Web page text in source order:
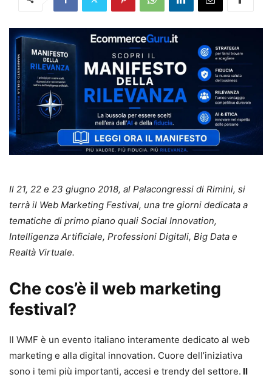
Il 21, 22 e 23 giugno 2018, al Palacongressi di Rimini, si
terrà il Web Marketing Festival, una tre giorni dedicata a
tematiche di primo piano quali Social Innovation,
Intelligenza Artificiale, Professioni Digitali, Big Data e
Realtà Virtuale.
Che cos’è il web marketing
festival?
Il WMF è un evento italiano interamente dedicato al web
marketing e alla digital innovation. Cuore dell’iniziativa
sono i temi più importanti, accesi e trendy del settore. Il